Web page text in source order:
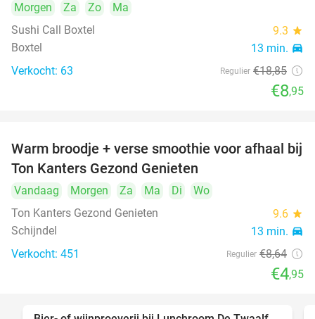
Morgen Za Zo
Ma
Sushi Call Boxtel
9.3 star
Boxtel 13 min. directions_car
Verkocht: 63 Regulier €18,85
€8,95
43%
Warm broodje + verse smoothie voor afhaal bij
Ton Kanters Gezond Genieten
Vandaag Morgen Za Ma Di
Wo
Ton Kanters Gezond Genieten
9.6 star
Schijndel 13 min. directions_car
Verkocht: 451 Regulier €8,64
€4,95